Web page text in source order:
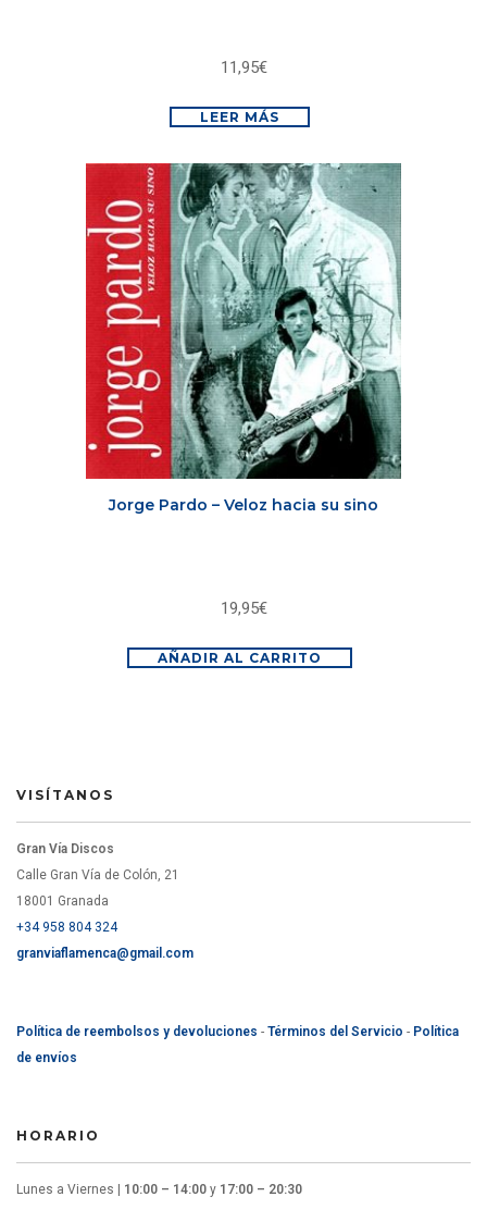
11,95€
LEER MÁS
Jorge Pardo – Veloz hacia su sino
19,95€
AÑADIR AL CARRITO
VISÍTANOS
Gran Vía Discos
Calle Gran Vía de Colón, 21
18001 Granada
+34 958 804 324
granviaflamenca@gmail.com
Política de reembolsos y devoluciones - Términos del Servicio - Política
de envíos
HORARIO
Lunes a Viernes | 10:00 – 14:00 y 17:00 – 20:30